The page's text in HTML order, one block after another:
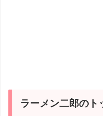
ラーメン二郎のト